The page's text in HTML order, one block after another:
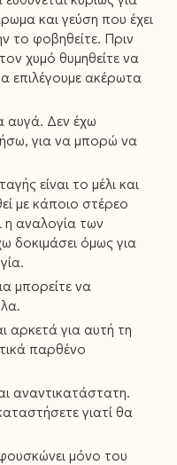
και γεύση που έχει
το φοβηθείτε. Πριν
χυμό θυμηθείτε να
επιλέγουμε ακέρωτα
αυγά. Δεν έχω
για να μπορώ να
είναι το μέλι και
με κάποιο στέρεο
η αναλογία των
δοκιμάσει όμως για
μπορείτε να
αρκετά για αυτή τη
παρθένο
αναντικατάστατη.
γιατί θα
μόνο του